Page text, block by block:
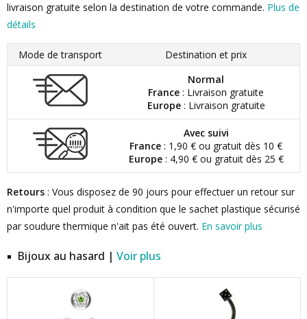
livraison gratuite selon la destination de votre commande. Plus de
détails
Mode de transport
Destination et prix
Normal
France : Livraison gratuite
Europe: Livraison gratuite
Avec suivi
France : 1,90 € ou gratuit dès 10 €
Europe: 4,90 € ou gratuit dès 25 €
Retours : Vous disposez de 90 jours pour effectuer un retour sur
n'importe quel produit à condition que le sachet plastique sécurisé
par soudure thermique n'ait pas été ouvert. En savoir plus
Bijoux au hasard | Voir plus